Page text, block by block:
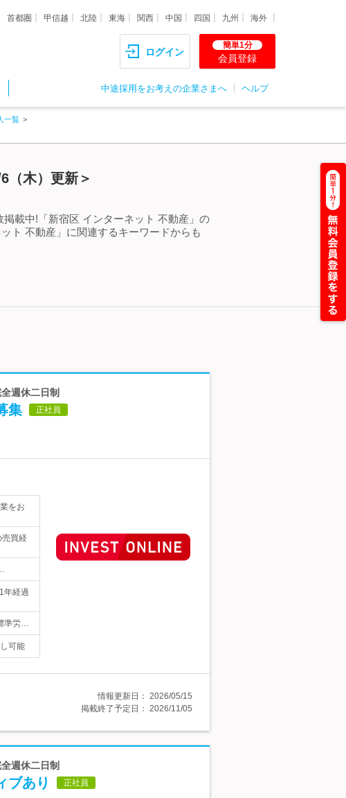
首都圏 甲信越 北陸 東海 関西 中国 四国 九州 海外
ログイン
簡単1分
会員登録
中途採用をお考えの企業さまへ ヘルプ
一覧
（木）更新＞
載中!「新宿区 インターネット 不動産」の
ト 不動産」に関連するキーワードからも
週休二日制
集 正社員
をお
売買経
年経過
準労…
可能
情報更新日： 2026/05/15
掲載終了予定日： 2026/11/05
週休二日制
ブあり 正社員